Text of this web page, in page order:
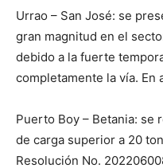
Urrao – San José: se
gran magnitud en el
debido a la fuerte
completamente la vía. En
Puerto Boy – Betania: se
de carga superior a 20
Resolución No.